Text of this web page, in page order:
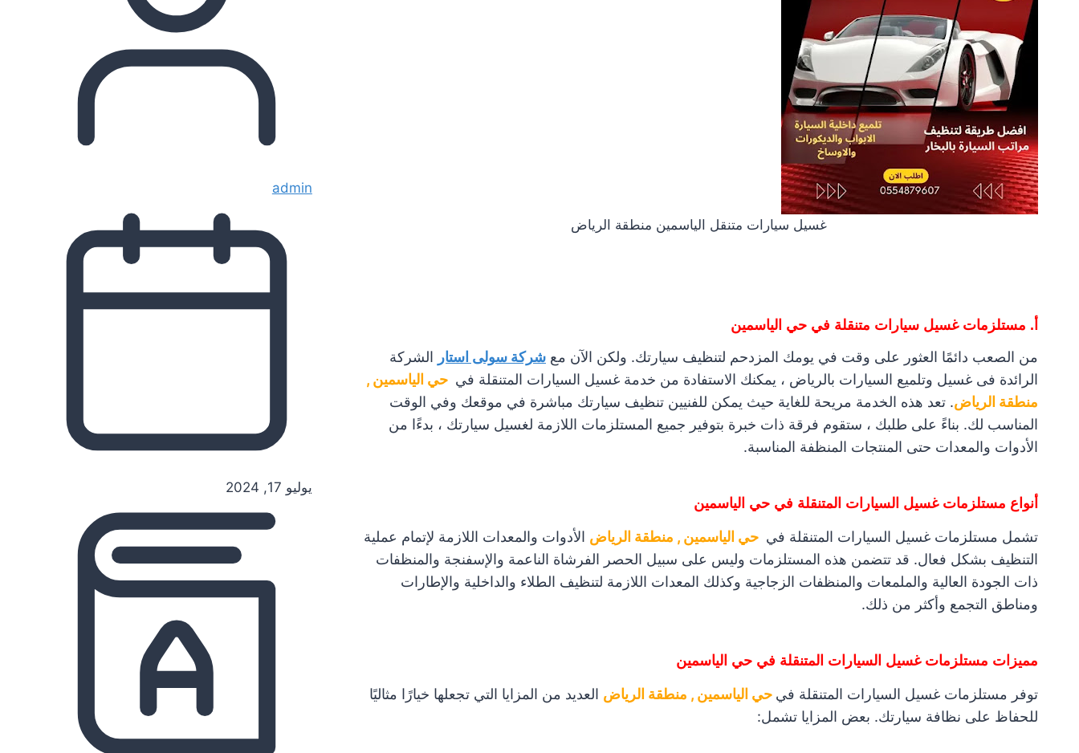
غسيل سيارات متنقل الياسمين منطقة الرياض
أ. مستلزمات غسيل سيارات متنقلة في حي الياسمين
من الصعب دائمًا العثور على وقت في يومك المزدحم لتنظيف سيارتك. ولكن الآن معشركة سولى استار الشركة
الرائدة فى غسيل وتلميع السيارات بالرياض ، يمكنك الاستفادة من خدمة غسيل السيارات المتنقلة في حي الياسمين ,
منطقة الرياض. تعد هذه الخدمة مريحة للغاية حيث يمكن للفنيين تنظيف سيارتك مباشرة في موقعك وفي الوقت
المناسب لك. بناءً على طلبك ، ستقوم فرقة ذات خبرة بتوفير جميع المستلزمات اللازمة لغسيل سيارتك ، بدءًا من
الأدوات والمعدات حتى المنتجات المنظفة المناسبة.
أنواع مستلزمات غسيل السيارات المتنقلة في حي الياسمين
تشمل مستلزمات غسيل السيارات المتنقلة في حي الياسمين , منطقة الرياض الأدوات والمعدات اللازمة لإتمام عملية
التنظيف بشكل فعال. قد تتضمن هذه المستلزمات وليس على سبيل الحصر الفرشاة الناعمة والإسفنجة والمنظفات
ذات الجودة العالية والملمعات والمنظفات الزجاجية وكذلك المعدات اللازمة لتنظيف الطلاء والداخلية والإطارات
ومناطق التجمع وأكثر من ذلك.
مميزات مستلزمات غسيل السيارات المتنقلة في حي الياسمين
توفر مستلزمات غسيل السيارات المتنقلة في حي الياسمين , منطقة الرياض العديد من المزايا التي تجعلها خيارًا مثاليًا
للحفاظ على نظافة سيارتك. بعض المزايا تشمل:
admin
يوليو 17, 2024